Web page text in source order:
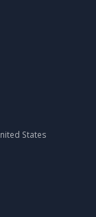
States